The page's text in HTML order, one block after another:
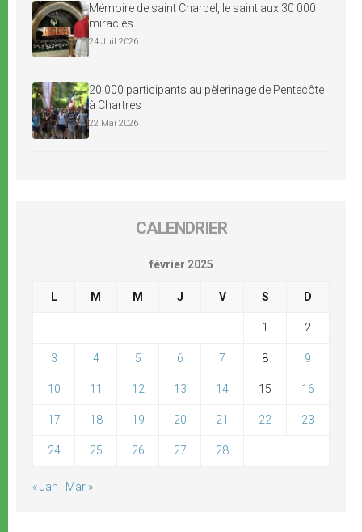
Mémoire de saint Charbel, le saint aux 30 000
miracles
24 Juil 2026
20 000 participants au pèlerinage de Pentecôte
à Chartres
22 Mai 2026
CALENDRIER
février 2025
L M M J V S D
1 2
3 4 5 6 7 8 9
10 11 12 13 14 15 16
17 18 19 20 21 22 23
24 25 26 27 28
« Jan Mar »